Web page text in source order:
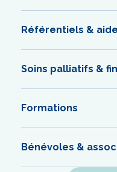
Référentiels &
Soins palliatifs &
Formations
Bénévoles &